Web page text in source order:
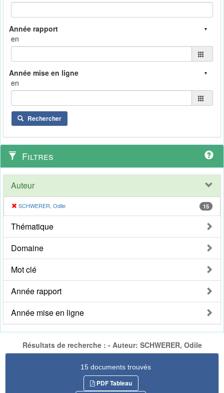
en
en
Rechercher
Filtres
Auteur
SCHWERER, Odile 15
Thématique
Domaine
Mot clé
Année rapport
Année mise en ligne
Résultats de recherche : - Auteur: SCHWERER, Odile
15 documents trouvés
PDF Tableau